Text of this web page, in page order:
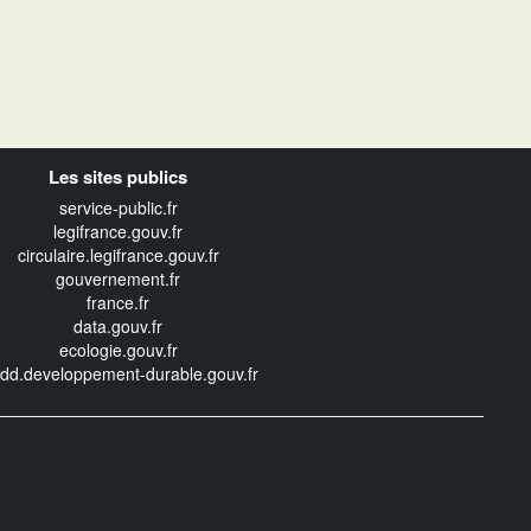
Les sites publics
service-public.fr
legifrance.gouv.fr
circulaire.legifrance.gouv.fr
gouvernement.fr
france.fr
data.gouv.fr
ecologie.gouv.fr
durable.gouv.fr